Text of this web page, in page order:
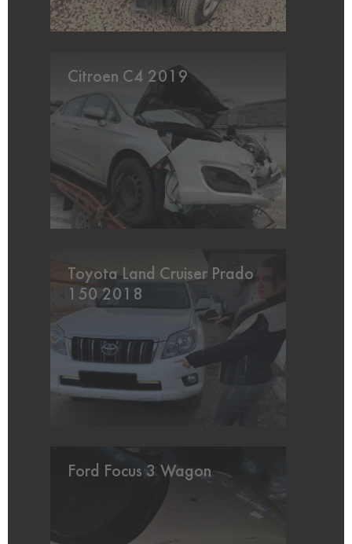
Citroen C4 2019
Toyota Land Cruiser Prado
150 2018
Ford Focus 3 Wagon